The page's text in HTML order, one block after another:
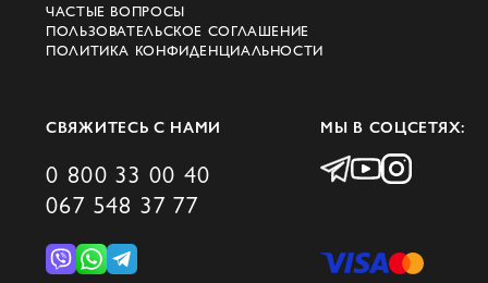
ЧАСТЫЕ ВОПРОСЫ
ПОЛЬЗОВАТЕЛЬСКОЕ СОГЛАШЕНИЕ
ПОЛИТИКА КОНФИДЕНЦИАЛЬНОСТИ
СВЯЖИТЕСЬ С НАМИ
0 800 33 00 40
067 548 37 77
МЫ В СОЦСЕТЯХ: